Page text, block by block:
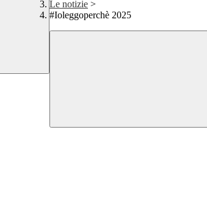
Le notizie >
#Ioleggoperchè 2025